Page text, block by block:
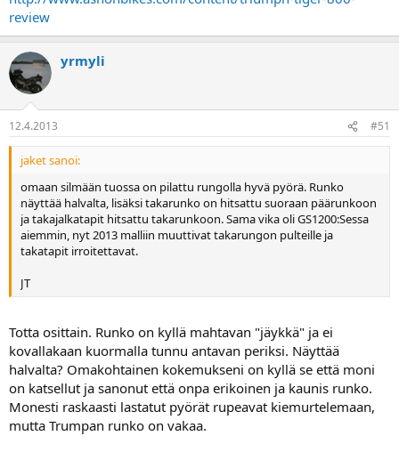
review
yrmyli
12.4.2013 #51
jaket sanoi:
omaan silmään tuossa on pilattu rungolla hyvä pyörä. Runko
näyttää halvalta, lisäksi takarunko on hitsattu suoraan päärunkoon
ja takajalkatapit hitsattu takarunkoon. Sama vika oli GS1200:Sessa
aiemmin, nyt 2013 malliin muuttivat takarungon pulteille ja
takatapit irroitettavat.
JT
Totta osittain. Runko on kyllä mahtavan "jäykkä" ja ei
kovallakaan kuormalla tunnu antavan periksi. Näyttää
halvalta? Omakohtainen kokemukseni on kyllä se että moni
on katsellut ja sanonut että onpa erikoinen ja kaunis runko.
Monesti raskaasti lastatut pyörät rupeavat kiemurtelemaan,
mutta Trumpan runko on vakaa.